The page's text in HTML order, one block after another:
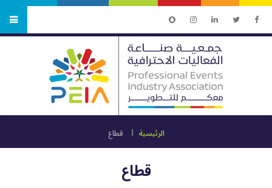
الرئيسية قطاع
قطاع